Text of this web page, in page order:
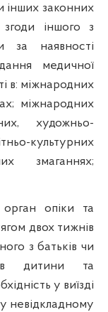
інших законних
згоди іншого з
за наявності
медичної
в: міжнародних
міжнародних
художньо-
культурних
змаганнях;
опіки та
двох тижнів
з батьків чи
дитини та
у виїзді
невідкладному